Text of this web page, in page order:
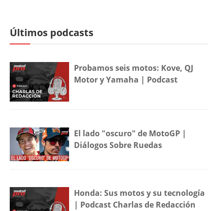
Últimos podcasts
Probamos seis motos: Kove, QJ
Motor y Yamaha | Podcast
El lado "oscuro" de MotoGP |
Diálogos Sobre Ruedas
Honda: Sus motos y su tecnología
| Podcast Charlas de Redacción